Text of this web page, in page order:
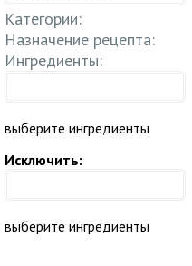
Категории:
Назначение рецепта:
Ингредиенты:
выберите ингредиенты
Исключить:
выберите ингредиенты